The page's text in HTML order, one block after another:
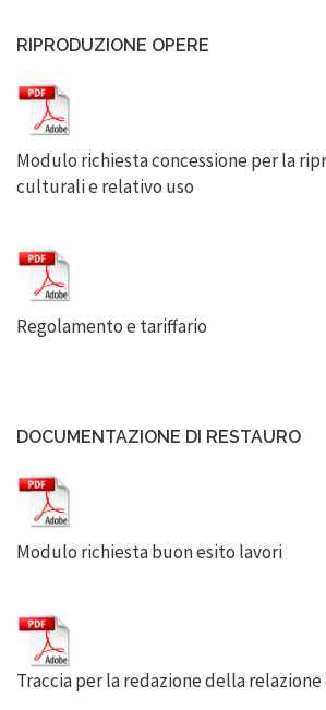
RIPRODUZIONE OPERE
Modulo richiesta concessione per la
culturali e relativo uso
Regolamento e tariffario
DOCUMENTAZIONE DI RESTAURO
Modulo richiesta buon esito lavori
Traccia per la redazione della